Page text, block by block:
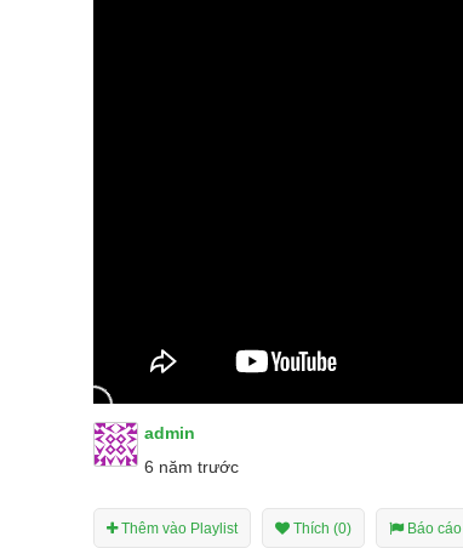
admin
6 năm trước
Thêm vào Playlist Thích (0) Báo cáo